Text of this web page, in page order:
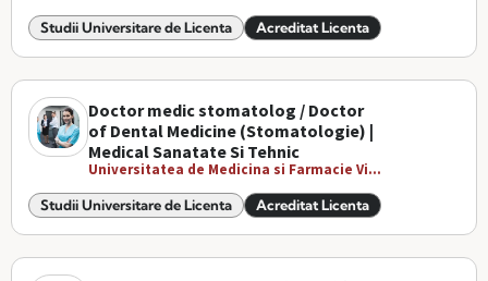
Studii Universitare de Licenta Acreditat Licenta
Doctor medic stomatolog / Doctor
of Dental Medicine (Stomatologie) |
Medical Sanatate Si Tehnic
Universitatea de Medicina si Farmacie Vi...
Studii Universitare de Licenta Acreditat Licenta